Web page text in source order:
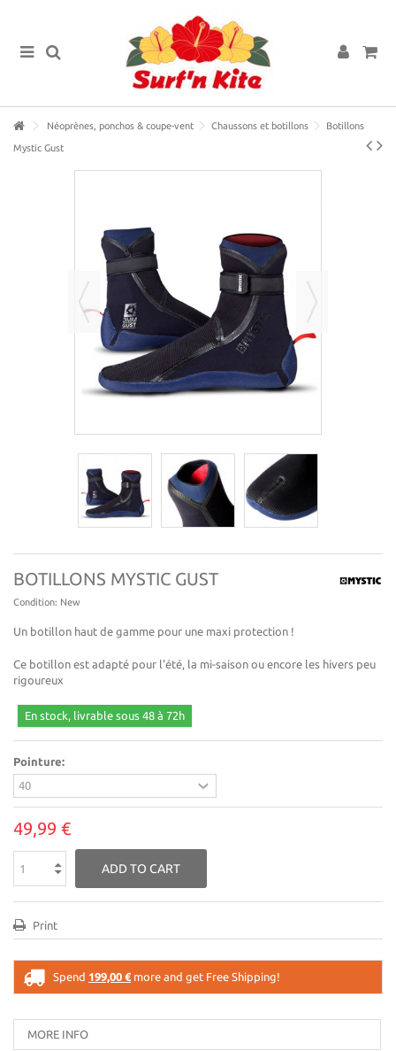
Néoprènes, ponchos & coupe-vent Chaussons et botillons Botillons
Mystic Gust
BOTILLONS MYSTIC GUST
Condition: New
Un botillon haut de gamme pour une maxi protection !
Ce botillon est adapté pour l'été, la mi-saison ou encore les hivers peu
rigoureux
En stock, livrable sous 48 à 72h
Pointure:
49,99 €
ADD TO CART
Print
Spend 199,00 € more and get Free Shipping!
MORE INFO